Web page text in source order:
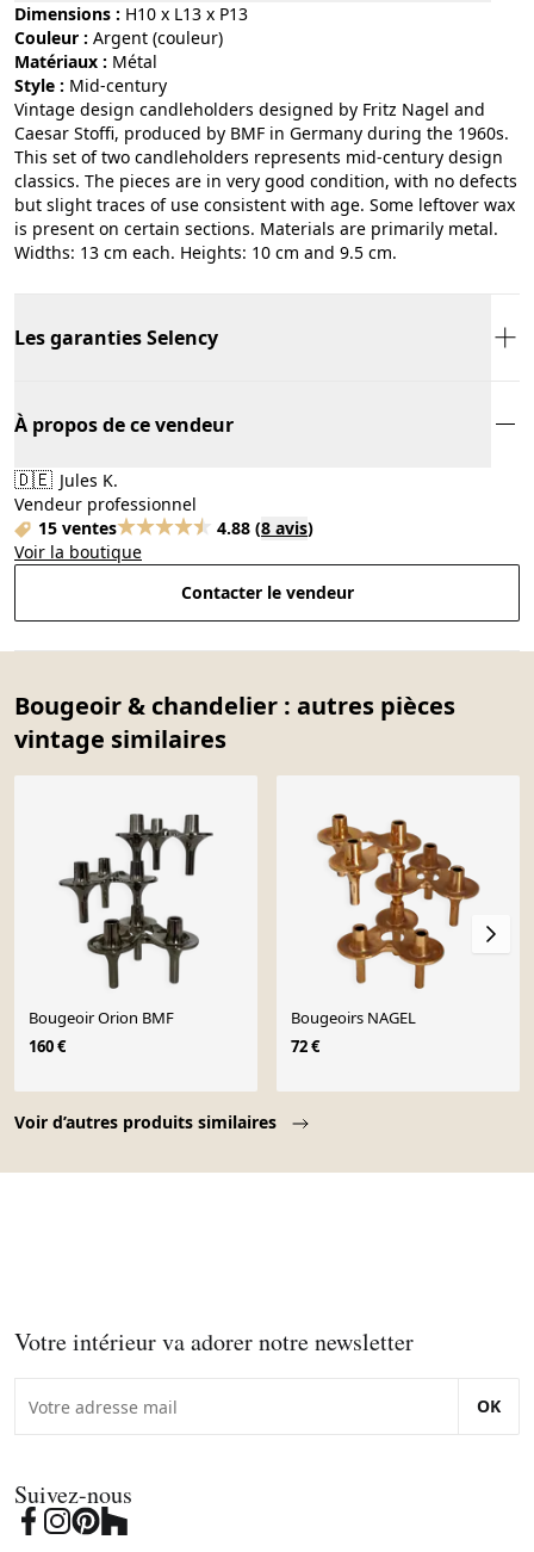
Dimensions : H10 x L13 x P13
Couleur :
argent (couleur)
Matériaux :
métal
Style :
mid-century
Vintage design candleholders designed by Fritz Nagel and
Caesar Stoffi, produced by BMF in Germany during the 1960s.
This set of two candleholders represents mid-century design
classics. The pieces are in very good condition, with no defects
but slight traces of use consistent with age. Some leftover wax
is present on certain sections. Materials are primarily metal.
Widths: 13 cm each. Heights: 10 cm and 9.5 cm.
Les garanties Selency
À propos de ce vendeur
🇩🇪 Jules K.
Vendeur professionnel
15 ventes
4.88 (8 avis)
Voir la boutique
Contacter le vendeur
Bougeoir & chandelier : autres pièces
vintage similaires
Voir d’autres produits similaires
Bougeoir Orion BMF
160 €
Bougeoirs NAGEL
72 €
Votre intérieur va adorer notre newsletter
OK
Suivez-nous